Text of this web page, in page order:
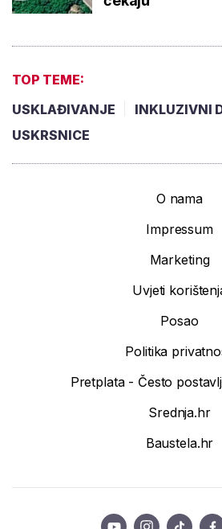
TOP TEME:
USKLAĐIVANJE
INKLUZIVNI
USKRSNICE
O nama
Impressum
Marketing
Uvjeti
Posao
Politika
Pretplata - Često
Srednja.hr
Baustela.hr